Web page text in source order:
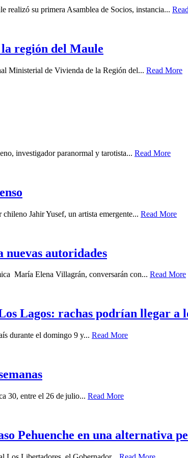
realizó su primera Asamblea de Socios, instancia...
la región del Maule
Ministerial de Vivienda de la Región del... Read More
investigador paranormal y tarotista... Read More
Jahir Yusef, un artista emergente... Read More
autoridades
María Elena Villagrán, conversarán con... Read More
Lagos: rachas podrían llegar a
durante el domingo 9 y... Read More
30, entre el 26 de julio... Read More
Pehuenche en una alternativa